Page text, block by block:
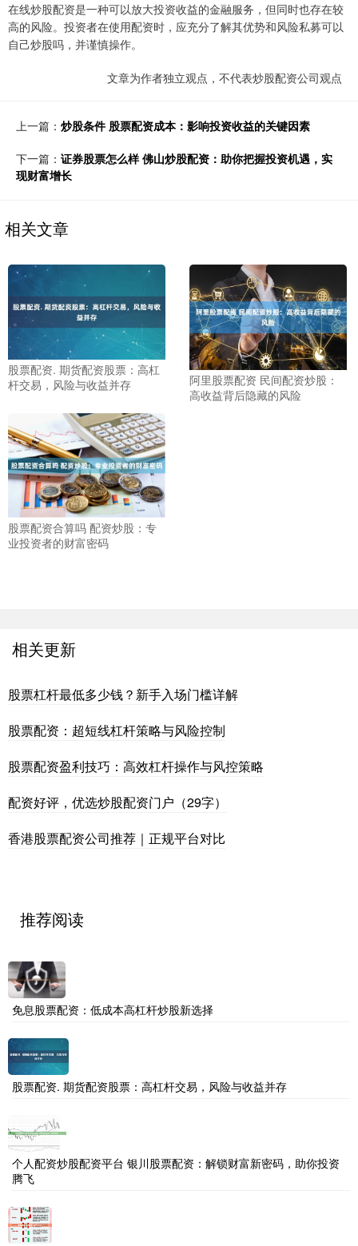
在线炒股配资是一种可以放大投资收益的金融服务，但同时也存在较
高的风险。投资者在使用配资时，应充分了解其优势和风险私募可以
自己炒股吗，并谨慎操作。
文章为作者独立观点，不代表炒股配资公司观点
上一篇： 炒股条件 股票配资成本：影响投资收益的关键因素
下一篇： 证券股票怎么样 佛山炒股配资：助你把握投资机遇，实
现财富增长
相关文章
股票配资. 期货配资股票：高杠
杆交易，风险与收益并存
阿里股票配资 民间配资炒股：
高收益背后隐藏的风险
股票配资合算吗 配资炒股：专
业投资者的财富密码
相关更新
股票杠杆最低多少钱？新手入场门槛详解
股票配资：超短线杠杆策略与风险控制
股票配资盈利技巧：高效杠杆操作与风控策略
配资好评，优选炒股配资门户（29字）
香港股票配资公司推荐｜正规平台对比
推荐阅读
免息股票配资：低成本高杠杆炒股新选择
股票配资. 期货配资股票：高杠杆交易，风险与收益并存
个人配资炒股配资平台 银川股票配资：解锁财富新密码，助你投资
腾飞